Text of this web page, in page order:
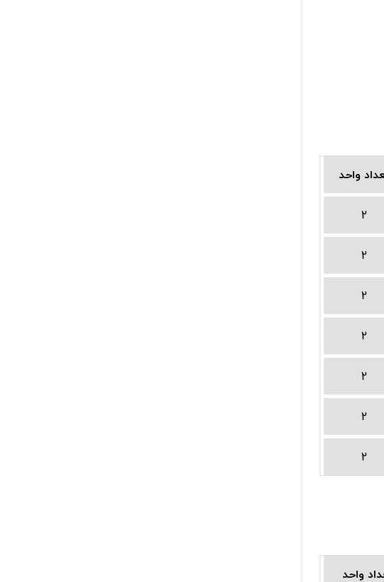
واحد
2
2
2
2
2
2
2
واحد